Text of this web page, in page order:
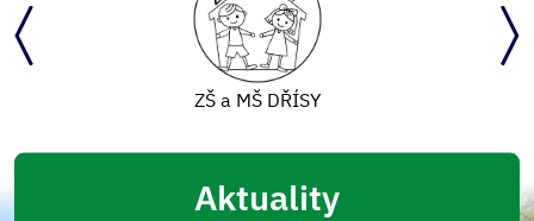
Mapový portál
Aktuality